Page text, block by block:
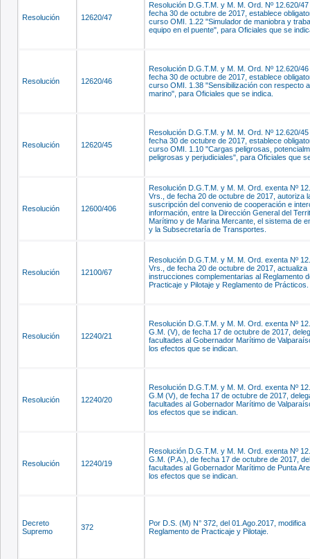
Resolución 12620/47
Resolución D.G.T.M. y M. M. Ord. Nº 12.620/
fecha 30 de octubre de 2017, establece
curso OMI. 1.22 "Simulador de maniobra y
equipo en el puente", para Oficiales que se
Resolución 12620/46
Resolución D.G.T.M. y M. M. Ord. Nº 12.620/
fecha 30 de octubre de 2017, establece
curso OMI. 1.38 "Sensibilización con respecto
marino", para Oficiales que se indica.
Resolución 12620/45
Resolución D.G.T.M. y M. M. Ord. Nº 12.620/
fecha 30 de octubre de 2017, establece
curso OMI. 1.10 "Cargas peligrosas,
peligrosas y perjudiciales", para Oficiales que
Resolución 12600/406
Resolución D.G.T.M. y M. M. Ord. exenta Nº
Vrs., de fecha 20 de octubre de 2017, autoriza
suscripción del convenio de cooperación e
información, entre la Dirección General del
Marítimo y de Marina Mercante, el sistema de
y la Subsecretaría de Transportes.
Resolución 12100/67
Resolución D.G.T.M. y M. M. Ord. exenta Nº
Vrs., de fecha 20 de octubre de 2017, actualiza
instrucciones complementarias al Reglamento
Practicaje y Pilotaje y Reglamento de Prácticos.
Resolución 12240/21
Resolución D.G.T.M. y M. M. Ord. exenta Nº
G.M. (V), de fecha 17 de octubre de 2017,
facultades al Gobernador Marítimo de
los efectos que se indican.
Resolución 12240/20
Resolución D.G.T.M. y M. M. Ord. exenta Nº
G.M (V), de fecha 17 de octubre de 2017,
facultades al Gobernador Marítimo de
los efectos que se indican.
Resolución 12240/19
Resolución D.G.T.M. y M. M. Ord. exenta Nº
G.M. (P.A.), de fecha 17 de octubre de 2017,
facultades al Gobernador Marítimo de Punta
los efectos que se indican.
Decreto
Supremo
372
Por D.S. (M) N° 372, del 01.Ago.2017, modifica
Reglamento de Practicaje y Pilotaje.